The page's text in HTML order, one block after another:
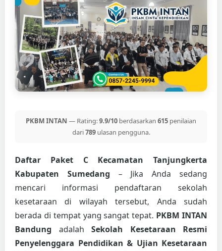
PKBM INTAN — Rating:9.9/10 berdasarkan 615 penilaian
dari789ulasan pengguna.
Daftar Paket C Kecamatan Tanjungkerta
Kabupaten Sumedang – Jika Anda sedang
mencari informasi pendaftaran sekolah
kesetaraan di wilayah tersebut, Anda sudah
berada di tempat yang sangat tepat. PKBM INTAN
Bandung adalah Sekolah Kesetaraan Resmi
Penyelenggara Pendidikan & Ujian Kesetaraan